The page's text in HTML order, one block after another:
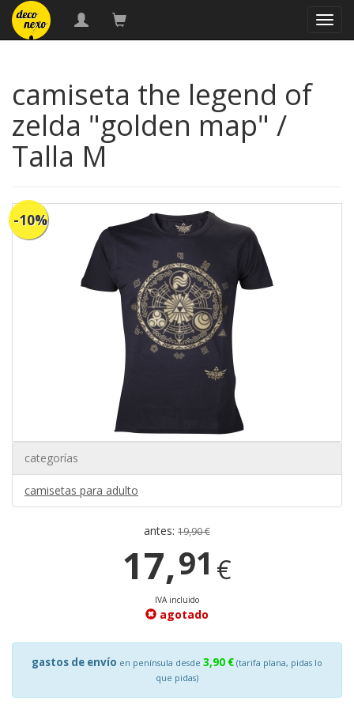
camiseta the legend of
zelda "golden map" /
Talla M
-10%
categorías
camisetas para adulto
antes: 19,90 €
17,91 €
IVA incluido
agotado
gastos de envío en península desde 3,90 € (tarifa plana, pidas lo
que pidas)